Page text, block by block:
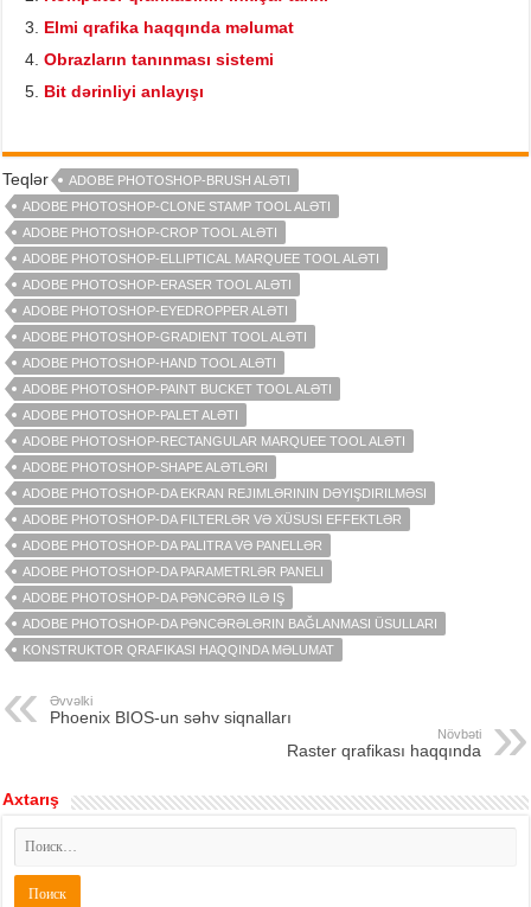
Elmi qrafika haqqında məlumat
Obrazların tanınması sistemi
Bit dərinliyi anlayışı
Teqlər
ADOBE PHOTOSHOP-BRUSH ALƏTI
ADOBE PHOTOSHOP-CLONE STAMP TOOL ALƏTI
ADOBE PHOTOSHOP-CROP TOOL ALƏTI
ADOBE PHOTOSHOP-ELLIPTICAL MARQUEE TOOL ALƏTI
ADOBE PHOTOSHOP-ERASER TOOL ALƏTI
ADOBE PHOTOSHOP-EYEDROPPER ALƏTI
ADOBE PHOTOSHOP-GRADIENT TOOL ALƏTI
ADOBE PHOTOSHOP-HAND TOOL ALƏTI
ADOBE PHOTOSHOP-PAINT BUCKET TOOL ALƏTI
ADOBE PHOTOSHOP-PALET ALƏTI
ADOBE PHOTOSHOP-RECTANGULAR MARQUEE TOOL ALƏTI
ADOBE PHOTOSHOP-SHAPE ALƏTLƏRI
ADOBE PHOTOSHOP-DA EKRAN REJIMLƏRININ DƏYIŞDIRILMƏSI
ADOBE PHOTOSHOP-DA FILTERLƏR VƏ XÜSUSI EFFEKTLƏR
ADOBE PHOTOSHOP-DA PALITRA VƏ PANELLƏR
ADOBE PHOTOSHOP-DA PARAMETRLƏR PANELI
ADOBE PHOTOSHOP-DA PƏNCƏRƏ ILƏ IŞ
ADOBE PHOTOSHOP-DA PƏNCƏRƏLƏRIN BAĞLANMASI ÜSULLARI
KONSTRUKTOR QRAFIKASI HAQQINDA MƏLUMAT
Əvvəlki
Phoenix BIOS-un səhv siqnalları
Növbəti
Raster qrafikası haqqında
Axtarış